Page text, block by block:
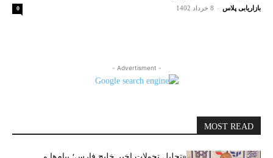
بازاریابی پلاس - 8 خرداد 1402 0
- Advertisment -
MOST READ